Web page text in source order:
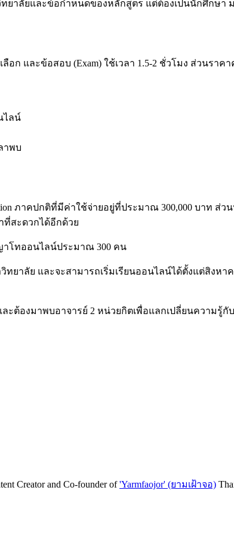
ลัยและข้อกำหนดของหลักสูตร แต่ต้องเป็นนักศึกษา ม
ก และข้อสอบ (Exam) ใช้เวลา 1.5-2 ชั่วโมง ส่วนรา
ไลน์
าพบ
ภาคปกติที่มีค่าใช้จ่ายอยู่ที่ประมาณ 300,000 บาท ส่ว
าที่สะดวกได้อีกด้วย
โทออนไลน์ประมาณ 300 คน
ลัย และจะสามารถเริ่มเรียนออนไลน์ได้ตั้งแต่สิงหาค
ต้องมาพบอาจารย์ 2 หน่วยกิตเพื่อแลกเปลี่ยนความรู้กั
Creator and Co-founder of'Yarmfaojor' (ยามเฝ้าจอ)